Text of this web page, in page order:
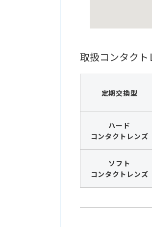
取扱コンタクト
定期交換型
ハード
コンタクトレンズ
ソフト
コンタクトレンズ